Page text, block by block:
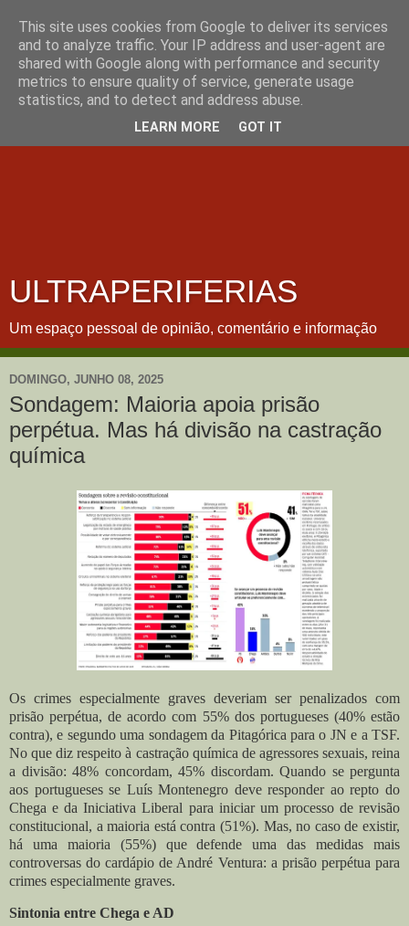
ULTRAPERIFERIAS
Um espaço pessoal de opinião, comentário e informação
DOMINGO, JUNHO 08, 2025
Sondagem: Maioria apoia prisão
perpétua. Mas há divisão na castração
química
Os crimes especialmente graves deveriam ser penalizados com
prisão perpétua, de acordo com 55% dos portugueses (40% estão
contra), e segundo uma sondagem da Pitagórica para o JN e a TSF.
No que diz respeito à castração química de agressores sexuais, reina
a divisão: 48% concordam, 45% discordam. Quando se pergunta
aos portugueses se Luís Montenegro deve responder ao repto do
Chega e da Iniciativa Liberal para iniciar um processo de revisão
constitucional, a maioria está contra (51%). Mas, no caso de existir,
há uma maioria (55%) que defende uma das medidas mais
controversas do cardápio de André Ventura: a prisão perpétua para
crimes especialmente graves.
Sintonia entre Chega e AD
This site uses cookies from Google to deliver its services
and to analyze traffic. Your IP address and user-agent are
shared with Google along with performance and security
metrics to ensure quality of service, generate usage
statistics, and to detect and address abuse.
LEARN MORE GOT IT